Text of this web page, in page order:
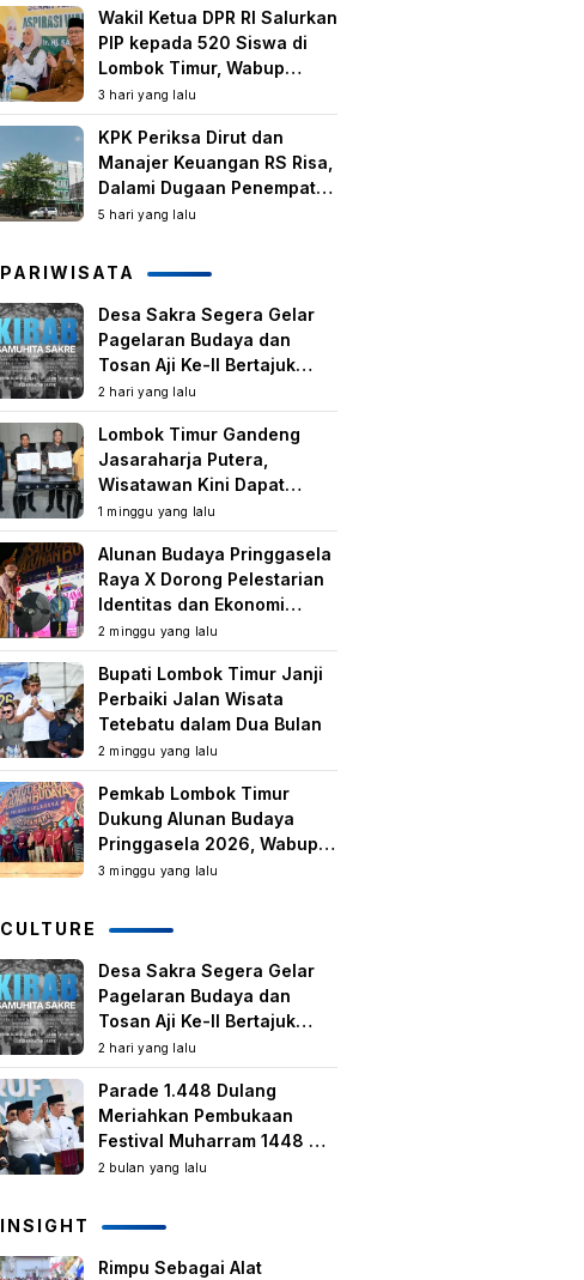
Wakil Ketua DPR RI Salurkan
PIP kepada 520 Siswa di
Lombok Timur, Wabup
Tekankan Pentingnya
Pendidikan dan
Pencegahan Perkawinan
Anak
3 hari yang lalu
KPK Periksa Dirut dan
Manajer Keuangan RS Risa,
Dalami Dugaan Penempatan
Dana Rp2,25 Miliar oleh
5 hari yang lalu
PARIWISATA
Desa Sakra Segera Gelar
Pagelaran Budaya dan
Tosan Aji Ke-II Bertajuk
Samuhita Sakre
2 hari yang lalu
Lombok Timur Gandeng
Jasaraharja Putera,
Wisatawan Kini Dapat
Perlindungan Asuransi di
Destinasi Wisata
1 minggu yang lalu
Alunan Budaya Pringgasela
Raya X Dorong Pelestarian
Identitas dan Ekonomi
Masyarakat
2 minggu yang lalu
Bupati Lombok Timur Janji
Perbaiki Jalan Wisata
Tetebatu dalam Dua Bulan
2 minggu yang lalu
Pemkab Lombok Timur
Dukung Alunan Budaya
Pringgasela 2026, Wabup:
Kegiatan Berbasis
3 minggu yang lalu
CULTURE
Desa Sakra Segera Gelar
Pagelaran Budaya dan
Tosan Aji Ke-II Bertajuk
Samuhita Sakre
2 hari yang lalu
Parade 1.448 Dulang
Meriahkan Pembukaan
Festival Muharram 1448 H
di Lombok Timur
2 bulan yang lalu
INSIGHT
Rimpu Sebagai Alat